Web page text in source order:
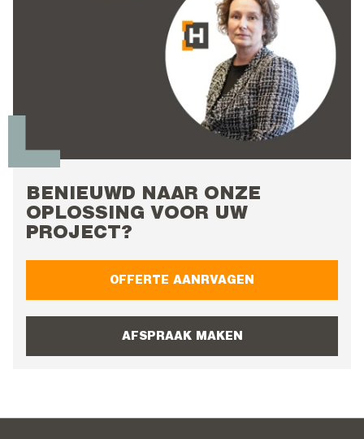
BENIEUWD NAAR ONZE
OPLOSSING VOOR UW
PROJECT?
OFFERTE AANRVAGEN
AFSPRAAK MAKEN